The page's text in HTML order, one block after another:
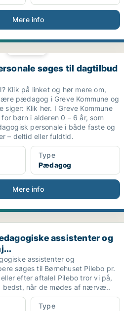
Mere info
søges til dagtilbud i Greve
søges til dagtilbud
Klik på linket og hør mere om,
pædagog i Greve Kommune og
siger: Klik her. I Greve Kommune
børn i alderen 0 – 6 år, som
personale i både faste og
– deltid eller fuldtid.
Type
Pædagog
Mere info
assistenter og
assistenter og
assistenter og
søges til Børnehuset Pilebo pr.
efter aftaleI Pilebo tror vi på,
bedst, når de mødes af nærvæ..
Type